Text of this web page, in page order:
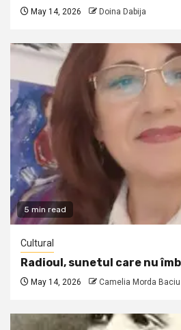
May 14, 2026 Doina Dabija
5 min read
Cultural
Radioul, sunetul care nu
May 14, 2026 Camelia Morda Baciu